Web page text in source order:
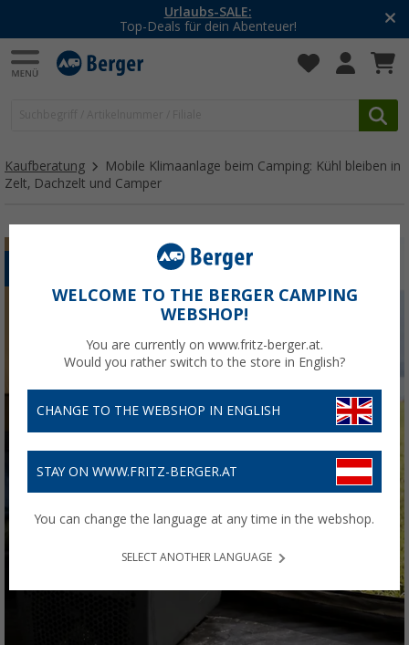
-20% auf Kleidung und Schuhe
Mit dem Aktionscode20SSV
Kaufberatung
Mobile Klimaanlage beim Camping: Kühl bleiben in
Zelt, Dachzelt und Camper
WELCOME TO THE BERGER CAMPING
WEBSHOP!
You are currently on www.fritz-berger.at.
Would you rather switch to the store in English?
CHANGE TO THE WEBSHOP IN ENGLISH
STAY ON WWW.FRITZ-BERGER.AT
You can change the language at any time in the webshop.
SELECT ANOTHER LANGUAGE